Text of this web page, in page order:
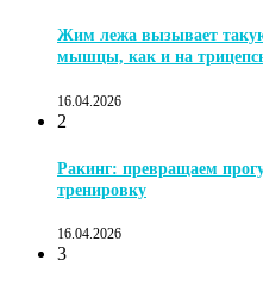
Жим лежа вызывает
мышцы, как и на
16.04.2026
2
Ракинг: превращаем
тренировку
16.04.2026
3